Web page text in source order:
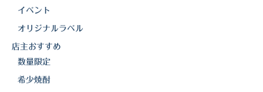
知覧醸造
白石酒造
白玉醸造
甲斐商店
イベント
オリジナルラベル
店主おすすめ
数量限定
希少焼酎